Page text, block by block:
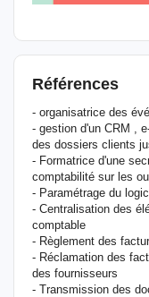
Références
- organisatrice des
- gestion d'un CRM ,
des dossiers clients
- Formatrice d'une
comptabilité sur les
- Paramétrage du
- Centralisation des
comptable
- Règlement des
- Réclamation des
des fournisseurs
- Transmission des